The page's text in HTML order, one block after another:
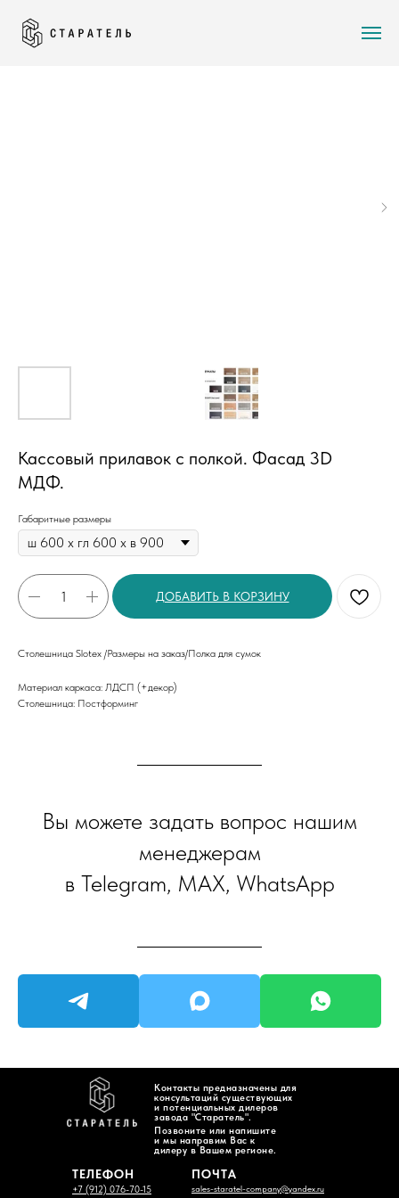
Кассовый прилавок с полкой. Фасад 3D
МДФ.
Габаритные размеры
ДОБАВИТЬ В КОРЗИНУ
Столешница Slotex /Размеры на заказ/Полка для сумок
Материал каркаса: ЛДСП (+декор)
Столешница: Постформинг
Вы можете задать вопрос нашим
менеджерам
в Telegram, MAX, WhatsApp
ПОЧТА
sales-staratel-company@yandex.ru
ТЕЛЕФОН
+7 (912) 076-70-15
Позвоните или напишите
и мы направим Вас к
дилеру в Вашем регионе.
Контакты предназначены для
консультаций существующих
и потенциальных дилеров
завода "Старатель".